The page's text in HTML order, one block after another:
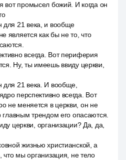
вот промысел божий. И когда он
для 21 века, и вообще
является как бы не то, что
всегда. Вот периферия
Ну, ты имеешь ввиду церкви,
для 21 века. И вообще,
перспективно всегда. Вот
не меняется в церкви, он не
главным трендом его опасаются.
церкви, организации? Да, да,
жизнью христианской, а
что мы организация, не тело